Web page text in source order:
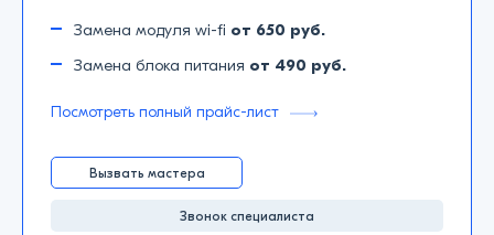
Замена модуля wi-fi от 650 руб.
Замена блока питания от 490 руб.
Посмотреть полный прайс-лист
Вызвать мастера
Звонок специалиста